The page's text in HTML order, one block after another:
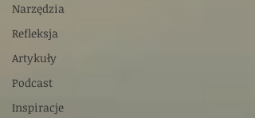
Narzędzia
Refleksja
Artykuły
Podcast
Inspiracje